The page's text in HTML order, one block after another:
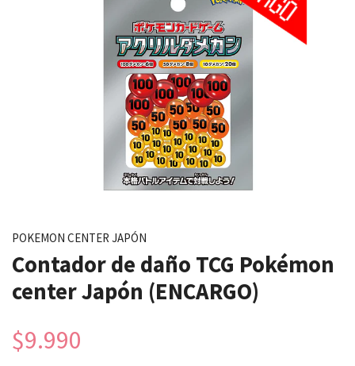
POKEMON CENTER JAPÓN
Contador de daño TCG Pokémon
center Japón (ENCARGO)
$9.990